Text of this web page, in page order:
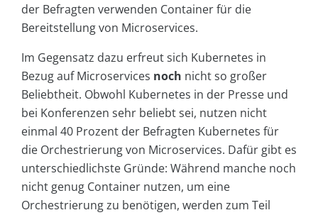
der Befragten verwenden Container für die
Bereitstellung von Microservices.
Im Gegensatz dazu erfreut sich Kubernetes in
Bezug auf Microservices noch nicht so großer
Beliebtheit. Obwohl Kubernetes in der Presse und
bei Konferenzen sehr beliebt sei, nutzen nicht
einmal 40 Prozent der Befragten Kubernetes für
die Orchestrierung von Microservices. Dafür gibt es
unterschiedlichste Gründe: Während manche noch
nicht genug Container nutzen, um eine
Orchestrierung zu benötigen, werden zum Teil